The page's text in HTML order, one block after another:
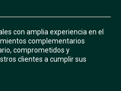
con amplia experiencia en el
complementarios
comprometidos y
clientes a cumplir sus